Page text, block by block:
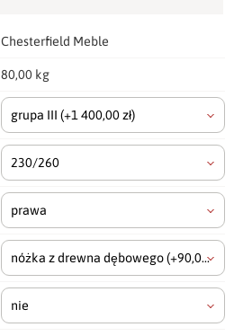
Chesterfield Meble
80,00 kg
grupa III (+1 400,00 zł)
230/260
prawa
nóżka z drewna dębowego(+90,00 zł)
nie